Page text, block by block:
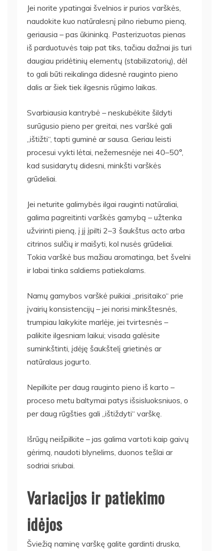
Jei norite ypatingai švelnios ir purios varškės,
naudokite kuo natūralesnį pilno riebumo pieną,
geriausia – pas ūkininką. Pasterizuotas pienas
iš parduotuvės taip pat tiks, tačiau dažnai jis turi
daugiau pridėtinių elementų (stabilizatorių), dėl
to gali būti reikalinga didesnė rauginto pieno
dalis ar šiek tiek ilgesnis rūgimo laikas.
Svarbiausia kantrybė – neskubėkite šildyti
surūgusio pieno per greitai, nes varškė gali
„ištižti“, tapti guminė ar sausa. Geriau leisti
procesui vykti lėtai, nežemesnėje nei 40–50°,
kad susidarytų didesni, minkšti varškės
grūdeliai.
Jei neturite galimybės ilgai rauginti natūraliai,
galima pagreitinti varškės gamybą – užtenka
užvirinti pieną, į jį įpilti 2–3 šaukštus acto arba
citrinos sulčių ir maišyti, kol nusės grūdeliai.
Tokia varškė bus mažiau aromatinga, bet švelni
ir labai tinka saldiems patiekalams.
Namų gamybos varškė puikiai „prisitaiko“ prie
įvairių konsistencijų – jei norisi minkštesnės,
trumpiau laikykite marlėje, jei tvirtesnės –
palikite ilgesniam laikui; visada galėsite
suminkštinti, įdėję šaukštelį grietinės ar
natūralaus jogurto.
Nepilkite per daug rauginto pieno iš karto –
proceso metu baltymai patys išsisluoksniuos, o
per daug rūgšties gali „ištiždyti“ varškę.
Išrūgų neišpilkite – jas galima vartoti kaip gaivų
gėrimą, naudoti blynelims, duonos tešlai ar
sodriai sriubai.
Variacijos ir patiekimo
idėjos
Šviežią naminę varškę galite gardinti druska,